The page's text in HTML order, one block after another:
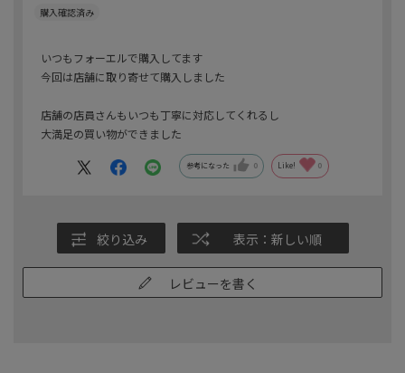
いつもフォーエルで購入してます
今回は店舗に取り寄せて購入しました
店舗の店員さんもいつも丁寧に対応してくれるし
大満足の買い物ができました
参考になった 0 Like! 0
絞り込み 表示：新しい順
レビューを書く